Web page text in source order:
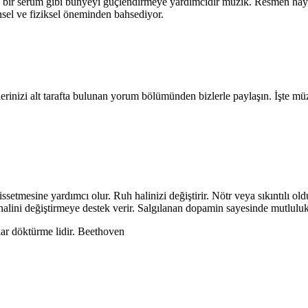
ve fiziksel öneminden bahsediyor.
alt tarafta bulunan yorum bölümünden bizlerle paylaşın. İşte
yardımcı olur. Ruh halinizi değiştirir. Nötr veya sıkıntılı
değiştirmeye destek verir. Salgılanan dopamin sayesinde
döktürme lidir. Beethoven